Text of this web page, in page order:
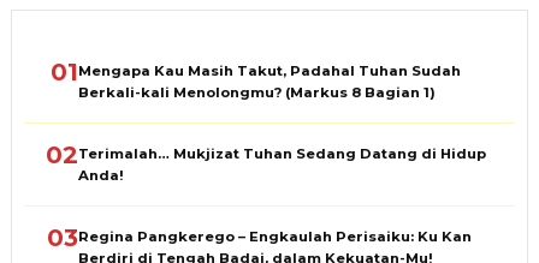
01Mengapa Kau Masih Takut, Padahal Tuhan Sudah
Berkali-kali Menolongmu? (Markus 8 Bagian 1)
02Terimalah… Mukjizat Tuhan Sedang Datang di Hidup
Anda!
03Regina Pangkerego – Engkaulah Perisaiku: Ku Kan
Berdiri di Tengah Badai, dalam Kekuatan-Mu!